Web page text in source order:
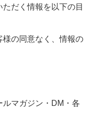
だく情報を以下の目
の同意なく、情報の
マガジン・DM・各